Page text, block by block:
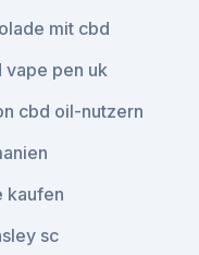
mit cbd
pen uk
cbd oil-nutzern
kaufen
sc